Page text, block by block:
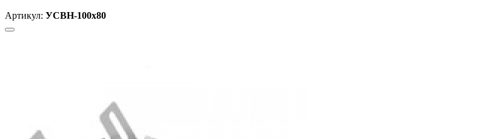
Артикул: УСВН-100х80